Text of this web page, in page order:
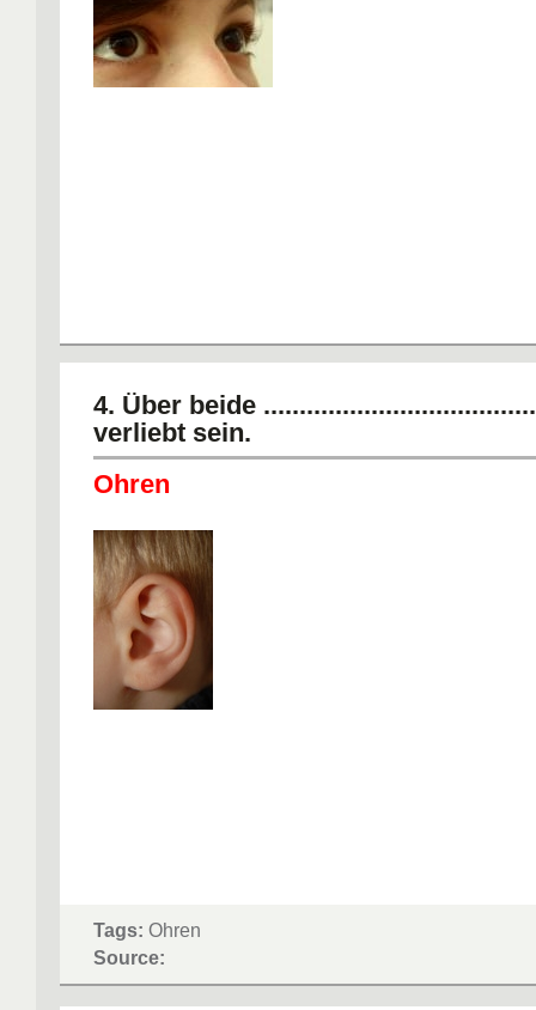
4. Über beide
verliebt sein.
Ohren
Tags: Ohren
Source: